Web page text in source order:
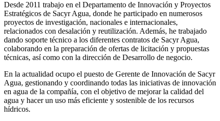
Desde 2011 trabajo en el Departamento de Innovación y Proyectos
Estratégicos de Sacyr Agua, donde he participado en numerosos
proyectos de investigación, nacionales e internacionales,
relacionados con desalación y reutilización. Además, he trabajado
dando soporte técnico a los diferentes contratos de Sacyr Agua,
colaborando en la preparación de ofertas de licitación y propuestas
técnicas, así como con la dirección de Desarrollo de negocio.
En la actualidad ocupo el puesto de Gerente de Innovación de Sacyr
Agua, gestionando y coordinando todas las iniciativas de innovación
en agua de la compañía, con el objetivo de mejorar la calidad del
agua y hacer un uso más eficiente y sostenible de los recursos
hídricos.